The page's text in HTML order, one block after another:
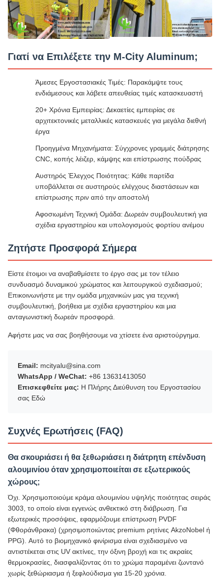
Γιατί να Επιλέξετε την M-City Aluminum;
Άμεσες Εργοστασιακές Τιμές: Παρακάμψτε τους
ενδιάμεσους και λάβετε απευθείας τιμές κατασκευαστή
20+ Χρόνια Εμπειρίας: Δεκαετίες εμπειρίας σε
αρχιτεκτονικές μεταλλικές κατασκευές για μεγάλα διεθνή
έργα
Προηγμένα Μηχανήματα: Σύγχρονες γραμμές διάτρησης
CNC, κοπής λέιζερ, κάμψης και επίστρωσης πούδρας
Αυστηρός Έλεγχος Ποιότητας: Κάθε παρτίδα
υποβάλλεται σε αυστηρούς ελέγχους διαστάσεων και
επίστρωσης πριν από την αποστολή
Αφοσιωμένη Τεχνική Ομάδα: Δωρεάν συμβουλευτική για
σχέδια εργαστηρίου και υπολογισμούς φορτίου ανέμου
Ζητήστε Προσφορά Σήμερα
Είστε έτοιμοι να αναβαθμίσετε το έργο σας με τον τέλειο
συνδυασμό δυναμικού χρώματος και λειτουργικού σχεδιασμού;
Επικοινωνήστε με την ομάδα μηχανικών μας για τεχνική
συμβουλευτική, βοήθεια με σχέδια εργαστηρίου και μια
ανταγωνιστική δωρεάν προσφορά.
Αφήστε μας να σας βοηθήσουμε να χτίσετε ένα αριστούργημα.
Email: mcityalu@sina.com
WhatsApp / WeChat: +86 13631413050
Επισκεφθείτε μας: Η Πλήρης Διεύθυνση του Εργοστασίου
σας Εδώ
Συχνές Ερωτήσεις (FAQ)
Θα σκουριάσει ή θα ξεθωριάσει η διάτρητη επένδυση
αλουμινίου όταν χρησιμοποιείται σε εξωτερικούς
χώρους;
Όχι. Χρησιμοποιούμε κράμα αλουμινίου υψηλής ποιότητας σειράς
3003, το οποίο είναι εγγενώς ανθεκτικό στη διάβρωση. Για
εξωτερικές προσόψεις, εφαρμόζουμε επίστρωση PVDF
(Φθοράνθρακα) (χρησιμοποιώντας premium ρητίνες AkzoNobel ή
PPG). Αυτό το βιομηχανικό φινίρισμα είναι σχεδιασμένο να
αντιστέκεται στις UV ακτίνες, την όξινη βροχή και τις ακραίες
θερμοκρασίες, διασφαλίζοντας ότι το χρώμα παραμένει ζωντανό
χωρίς ξεθώριασμα ή ξεφλούδισμα για 15-20 χρόνια.